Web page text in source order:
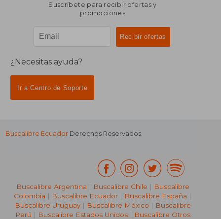
Suscríbete para recibir ofertas y
promociones
¿Necesitas ayuda?
Ir a Centro de Soporte
Buscalibre Ecuador Derechos Reservados.
Buscalibre Argentina | Buscalibre Chile | Buscalibre
Colombia | Buscalibre Ecuador | Buscalibre España |
Buscalibre Uruguay| Buscalibre México | Buscalibre
Perú | Buscalibre Estados Unidos| Buscalibre Otros